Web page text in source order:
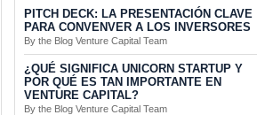
PITCH DECK: LA PRESENTACIÓN CLAVE
PARA CONVENVER A LOS INVERSORES
By the Blog Venture Capital Team
¿QUÉ SIGNIFICA UNICORN STARTUP Y
POR QUÉ ES TAN IMPORTANTE EN
VENTURE CAPITAL?
By the Blog Venture Capital Team